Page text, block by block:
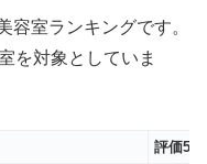
容室ランキングです。
を対象としていま
評価5